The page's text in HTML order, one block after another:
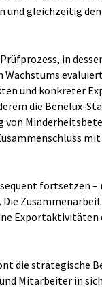
und gleichzeitig
in
und konkreter
die Benelux-
von
fortsetzen
Exportaktivitäten
die strategische
Mitarbeiter in